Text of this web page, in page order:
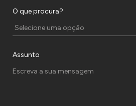
O que procura?
Assunto